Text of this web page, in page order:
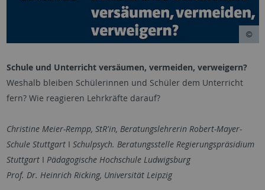
Schule und Unterricht versäumen, vermeiden, verweigern?
Weshalb bleiben Schülerinnen und Schüler dem Unterricht
fern? Wie reagieren Lehrkräfte darauf?
Christine Meier-Rempp, StR'in, Beratungslehrerin Robert-Mayer-
Schule Stuttgart I Schulpsych. Beratungsstelle Regierungspräsidium
Stuttgart I Pädagogische Hochschule Ludwigsburg
Prof. Dr. Heinrich Ricking, Universität Leipzig